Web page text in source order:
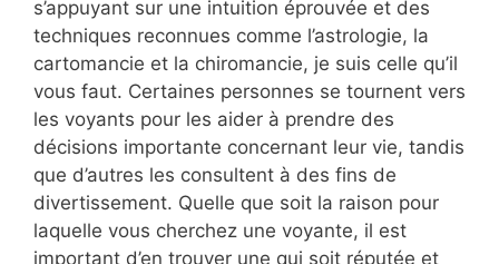
s’appuyant sur une intuition éprouvée et des
techniques reconnues comme l’astrologie, la
cartomancie et la chiromancie, je suis celle qu’il
vous faut. Certaines personnes se tournent vers
les voyants pour les aider à prendre des
décisions importante concernant leur vie, tandis
que d’autres les consultent à des fins de
divertissement. Quelle que soit la raison pour
laquelle vous cherchez une voyante, il est
important d’en trouver une qui soit réputée et